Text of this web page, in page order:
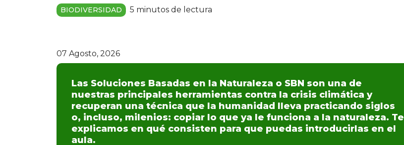
BIODIVERSIDAD 5 minutos de lectura
07 Agosto, 2026
Las Soluciones Basadas en la Naturaleza o SBN son una de
nuestras principales herramientas contra la crisis climática y
recuperan una técnica que la humanidad lleva practicando siglos
o, incluso, milenios: copiar lo que ya le funciona a la naturaleza. Te
explicamos en qué consisten para que puedas introducirlas en el
aula.